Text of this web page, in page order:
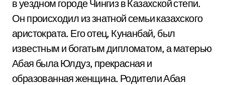
в уездном городе Чингиз в Казахской степи.
Он происходил из знатной семьи казахского
аристократа. Его отец, Кунанбай, был
известным и богатым дипломатом, а матерью
Абая была Юлдуз, прекрасная и
образованная женщина. Родители Абая